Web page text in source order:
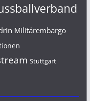
Militärembargo
Stuttgart